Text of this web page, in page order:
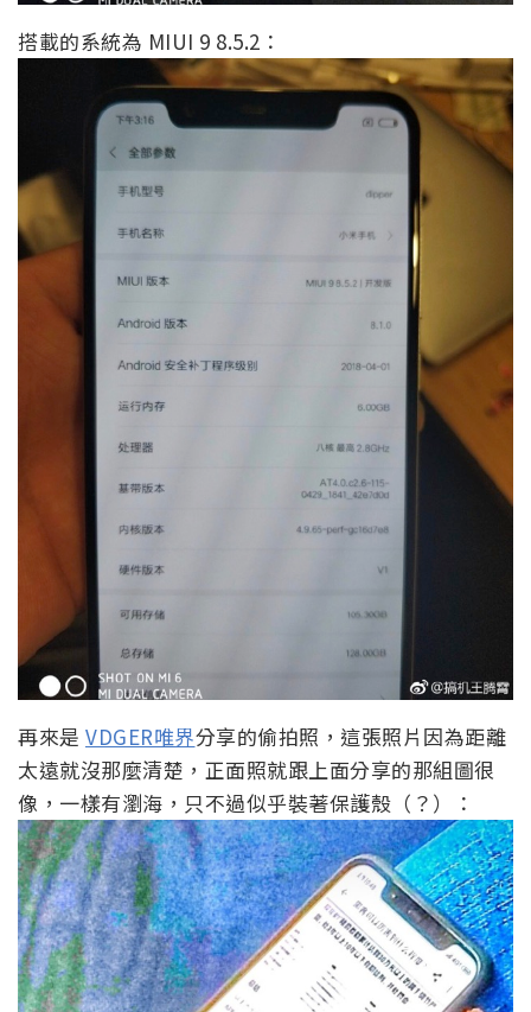
搭載的系統為 MIUI 9 8.5.2：
再來是 VDGER唯界分享的偷拍照，這張照片因為距離
太遠就沒那麼清楚，正面照就跟上面分享的那組圖很
像，一樣有瀏海，只不過似乎裝著保護殼（？）：